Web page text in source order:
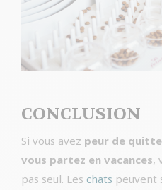
CONCLUSION
Si vous avez peur de
vous partez en vacances,
pas seul. Les chats peuvent